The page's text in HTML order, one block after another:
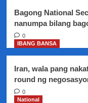
Baños
Bagong National
nanumpa bilang
0
IBANG BANSA
Iran, wala pang
round ng
0
National